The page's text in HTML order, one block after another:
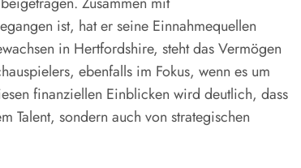
ist, hat er seine Einnahmequellen
in Hertfordshire, steht das Vermögen
ebenfalls im Fokus, wenn es um
finanziellen Einblicken wird deutlich, dass
Talent, sondern auch von strategischen